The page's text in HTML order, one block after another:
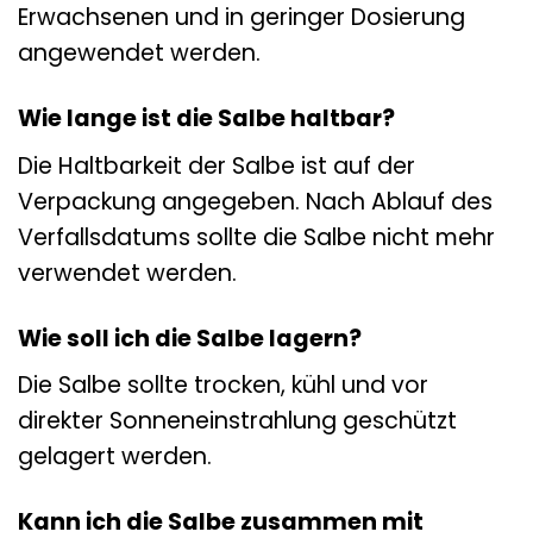
Erwachsenen und in geringer Dosierung
angewendet werden.
Wie lange ist die Salbe haltbar?
Die Haltbarkeit der Salbe ist auf der
Verpackung angegeben. Nach Ablauf des
Verfallsdatums sollte die Salbe nicht mehr
verwendet werden.
Wie soll ich die Salbe lagern?
Die Salbe sollte trocken, kühl und vor
direkter Sonneneinstrahlung geschützt
gelagert werden.
Kann ich die Salbe zusammen mit